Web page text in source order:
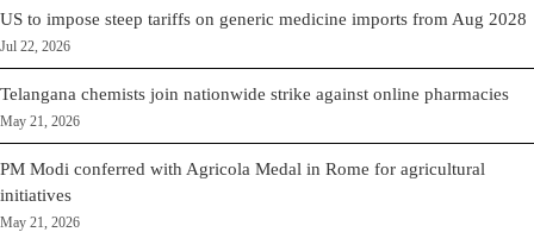
US to impose steep tariffs on generic medicine imports from Aug 2028
Jul 22, 2026
Telangana chemists join nationwide strike against online pharmacies
May 21, 2026
PM Modi conferred with Agricola Medal in Rome for agricultural
initiatives
May 21, 2026